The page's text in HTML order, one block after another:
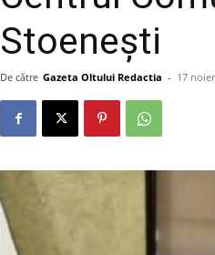
Stoenești
De către Gazeta Oltului Redactia - 17